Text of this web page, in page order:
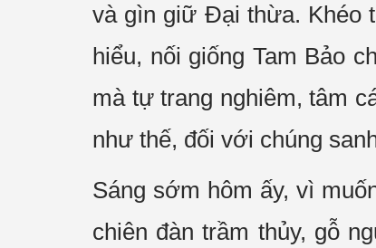
và gìn giữ Đại thừa. Khéo
hiểu, nối giống Tam Bảo
mà tự trang nghiêm, tâm
như thế, đối với chúng
Sáng sớm hôm ấy, vì
chiên đàn trầm thủy, gỗ